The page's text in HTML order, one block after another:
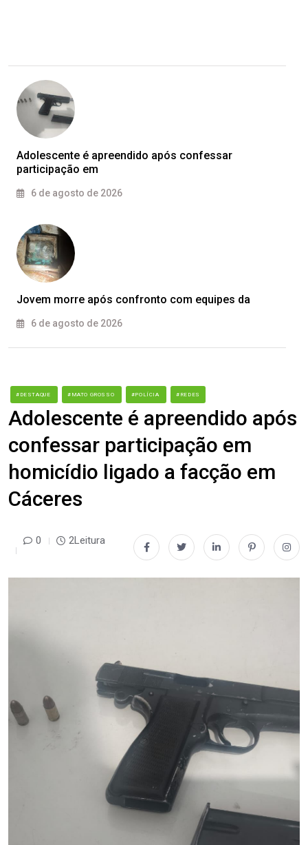
Adolescente é apreendido após confessar
participação em
6 de agosto de 2026
Jovem morre após confronto com equipes da
6 de agosto de 2026
#DESTAQUE #MATO GROSSO #POLÍCIA #REDES
Adolescente é apreendido após
confessar participação em
homicídio ligado a facção em
Cáceres
0 2Leitura